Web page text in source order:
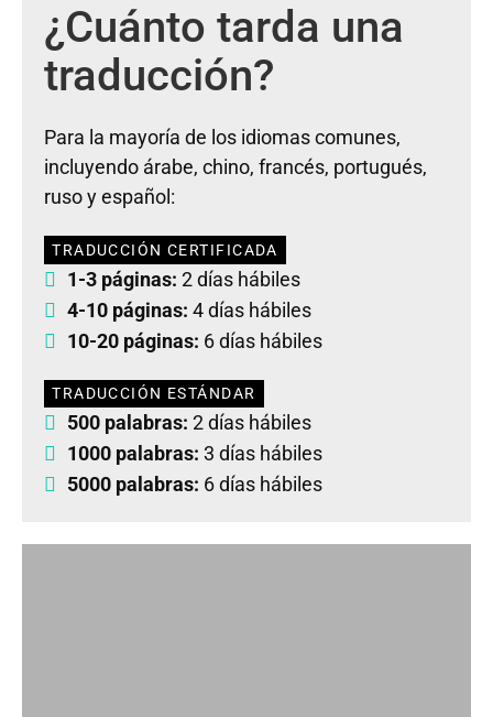
¿Cuánto tarda una
traducción?
Para la mayoría de los idiomas comunes,
incluyendo árabe, chino, francés, portugués,
ruso y español:
TRADUCCIÓN CERTIFICADA
1-3 páginas: 2 días hábiles
4-10 páginas: 4 días hábiles
10-20 páginas: 6 días hábiles
TRADUCCIÓN ESTÁNDAR
500 palabras: 2 días hábiles
1000 palabras: 3 días hábiles
5000 palabras: 6 días hábiles